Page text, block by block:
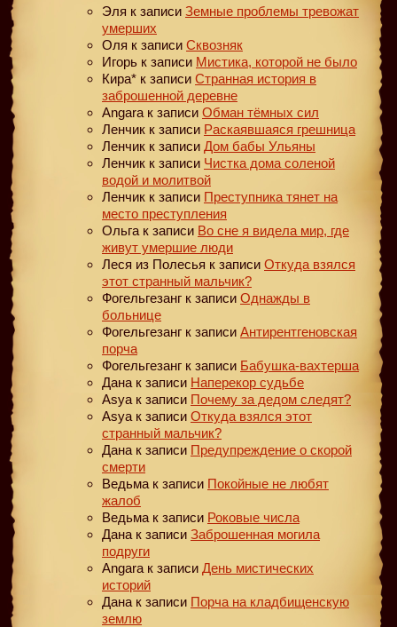
Эля к записи Земные проблемы тревожат
умерших
Оля к записи Сквозняк
Игорь к записи Мистика, которой не было
Кира* к записи Странная история в
заброшенной деревне
Angara к записи Обман тёмных сил
Ленчик к записи Раскаявшаяся грешница
Ленчик к записи Дом бабы Ульяны
Ленчик к записи Чистка дома соленой
водой и молитвой
Ленчик к записи Преступника тянет на
место преступления
Ольга к записи Во сне я видела мир, где
живут умершие люди
Леся из Полесья к записи Откуда взялся
этот странный мальчик?
Фогельгезанг к записи Однажды в
больнице
Фогельгезанг к записи Антирентгеновская
порча
Фогельгезанг к записи Бабушка-вахтерша
Дана к записи Наперекор судьбе
Asya к записи Почему за дедом следят?
Asya к записи Откуда взялся этот
странный мальчик?
Дана к записи Предупреждение о скорой
смерти
Ведьма к записи Покойные не любят
жалоб
Ведьма к записи Роковые числа
Дана к записи Заброшенная могила
подруги
Angara к записи День мистических
историй
Дана к записи Порча на кладбищенскую
землю